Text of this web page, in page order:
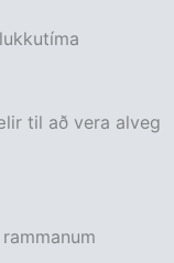
til að vera alveg